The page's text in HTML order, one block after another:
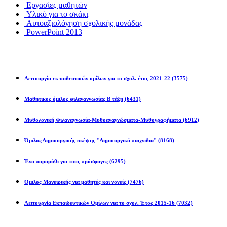
Εργασίες μαθητών
Υλικό για το σκάκι
Αυτοαξιολόγηση σχολικής μονάδας
PowerPoint 2013
Λειτουργία εκπαιδευτικών ομίλων για το σχολ. έτος 2021-22 (3575)
Μαθητικος όμιλος φιλαναγνωσίας Β τάξη (6431)
Μυθολογική Φιλαναγνωσία-Μυθοαναγνώσματα-Μυθογραφήματα (6912)
Όμιλος Δημιουργικής σκέψης "Δημιουργικά παιχνιδια" (8168)
Ένα παραμύθι για τους πρόσφυγες (6295)
Όμιλος Μαγειρικής για μαθητές και γονείς (7476)
Λειτουργία Εκπαιδευτικών Ομίλων για το σχολ. Έτος 2015-16 (7032)